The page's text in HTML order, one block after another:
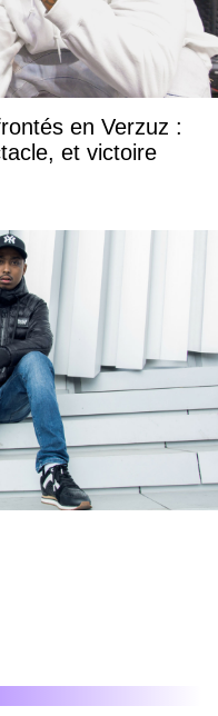
en Verzuz :
et victoire